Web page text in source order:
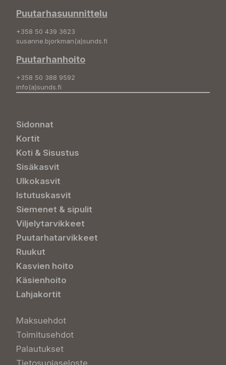
Puutarhasuunnittelu
+358 50 439 3623
susanne.bjorkman(a)sunds.fi
Puutarhanhoito
+358 50 388 9592
info(a)sunds.fi
Sidonnat
Kortit
Koti & Sisustus
Sisäkasvit
Ulkokasvit
Istutuskasvit
Siemenet & sipulit
Viljelytarvikkeet
Puutarhatarvikkeet
Ruukut
Kasvien hoito
Käsienhoito
Lahjakortit
Maksuehdot
Toimitusehdot
Palautukset